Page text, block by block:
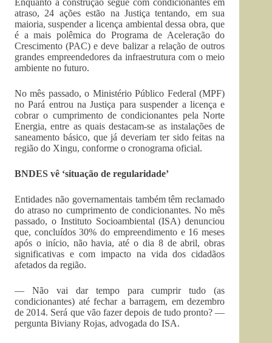
Enquanto a construção segue com condicionantes em
atraso, 24 ações estão na Justiça tentando, em sua
maioria, suspender a licença ambiental dessa obra, que
é a mais polêmica do Programa de Aceleração do
Crescimento (PAC) e deve balizar a relação de outros
grandes empreendedores da infraestrutura com o meio
ambiente no futuro.
No mês passado, o Ministério Público Federal (MPF)
no Pará entrou na Justiça para suspender a licença e
cobrar o cumprimento de condicionantes pela Norte
Energia, entre as quais destacam-se as instalações de
saneamento básico, que já deveriam ter sido feitas na
região do Xingu, conforme o cronograma oficial.
BNDES vê ‘situação de regularidade’
Entidades não governamentais também têm reclamado
do atraso no cumprimento de condicionantes. No mês
passado, o Instituto Socioambiental (ISA) denunciou
que, concluídos 30% do empreendimento e 16 meses
após o início, não havia, até o dia 8 de abril, obras
significativas e com impacto na vida dos cidadãos
afetados da região.
— Não vai dar tempo para cumprir tudo (as
condicionantes) até fechar a barragem, em dezembro
de 2014. Será que vão fazer depois de tudo pronto? —
pergunta Biviany Rojas, advogada do ISA.